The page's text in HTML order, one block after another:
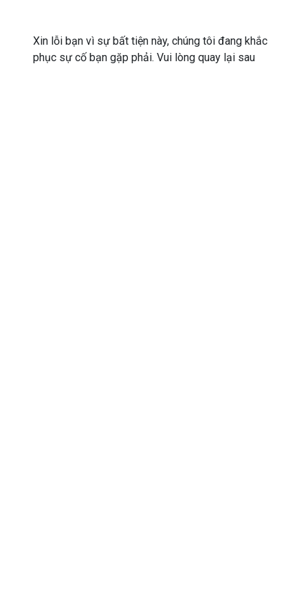
Xin lỗi bạn vì sự bất tiện này, chúng tôi đang khắc
phục sự cố bạn gặp phải. Vui lòng quay lại sau